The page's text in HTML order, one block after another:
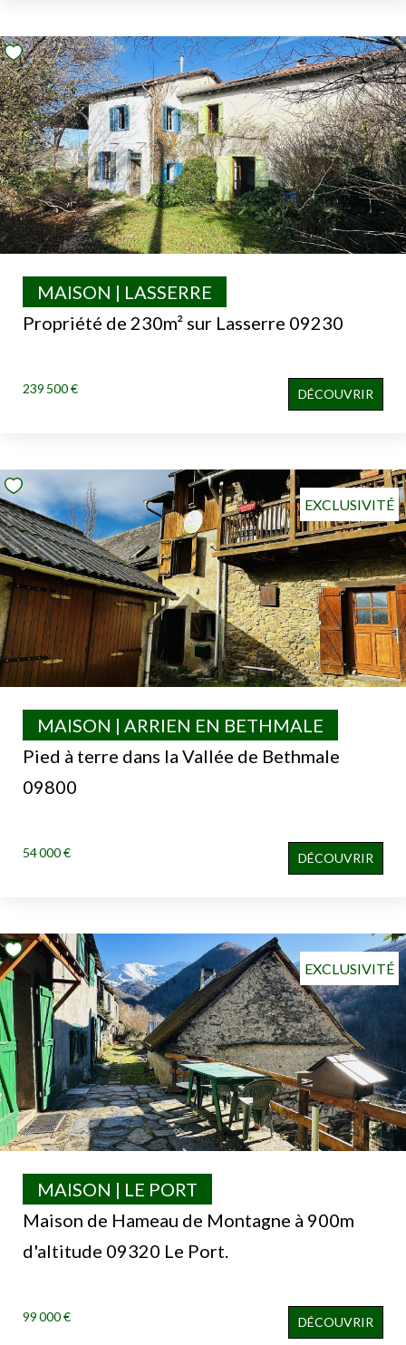
Propriété de 230m² sur Lasserre 09230
MAISON | LASSERRE
239 500 € DÉCOUVRIR
EXCLUSIVITÉ
Pied à terre dans la Vallée de Bethmale
09800
MAISON | ARRIEN EN BETHMALE
54 000 € DÉCOUVRIR
EXCLUSIVITÉ
Maison de Hameau de Montagne à 900m
d'altitude 09320 Le Port.
MAISON | LE PORT
99 000 € DÉCOUVRIR